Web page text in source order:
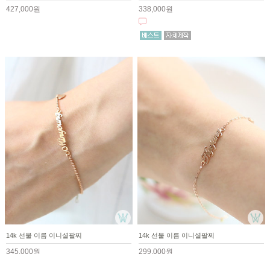
427,000원 338,000원
14k 선물 이름 이니셜팔찌
345,000원
14k 선물 이름 이니셜팔찌
299,000원